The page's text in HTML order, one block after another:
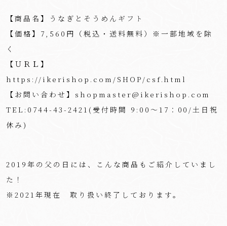
【商品名】うなぎとそうめんギフト
【価格】7,560円（税込・送料無料）※一部地域を除
く
【ＵＲＬ】
https://ikerishop.com/SHOP/csf.html
【お問い合わせ】shopmaster@ikerishop.com
TEL:0744-43-2421(受付時間 9:00～17：00/土日祝
休み)
2019年の父の日には、こんな商品もご紹介していまし
た！
※2021年現在 取り扱い終了しております。